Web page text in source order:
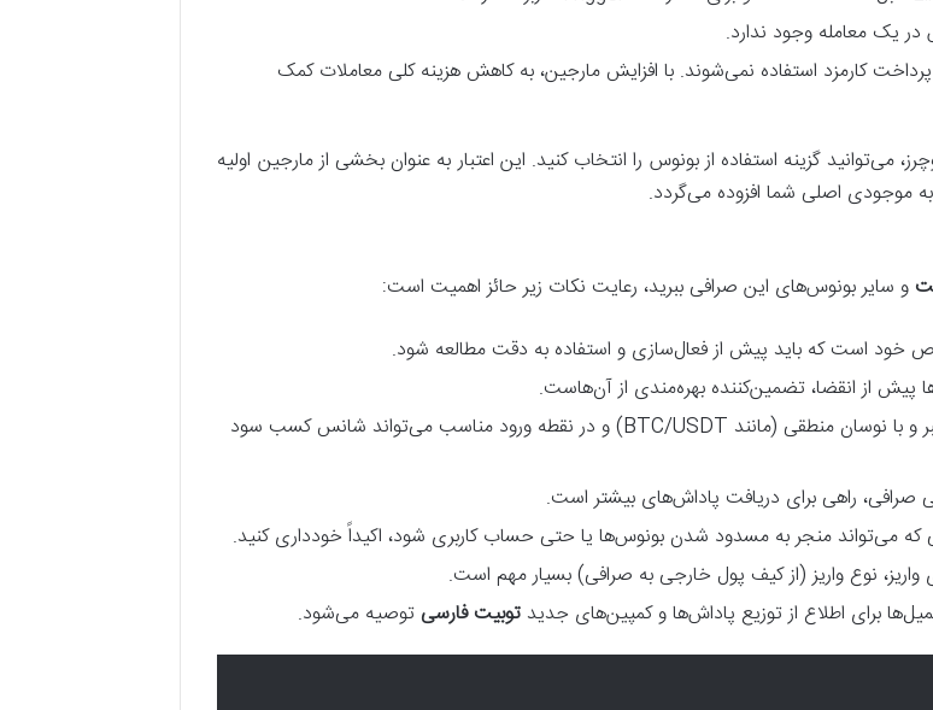
در یک معامله وجود ندارد.
کارمزد استفاده نمی‌شوند. با افزایش مارجین، به کاهش هزینه کلی معاملات کمک
می‌توانید گزینه استفاده از بونوس را انتخاب کنید. این اعتبار به عنوان بخشی از مارجین اولیه
اصلی شما افزوده می‌گردد.
و سایر بونوس‌های این صرافی ببرید، رعایت نکات زیر حائز اهمیت است:
خود است که باید پیش از فعال‌سازی و استفاده به دقت مطالعه شود.
پیش از انقضا، تضمین‌کننده بهره‌مندی از آن‌هاست.
استفاده از بونوس در جفت‌ارزهای معتبر و با نوسان منطقی (مانند BTC/USDT) و در نقطه ورود مناسب می‌تواند شانس کسب سود
راهی برای دریافت پاداش‌های بیشتر است.
که می‌تواند منجر به مسدود شدن بونوس‌ها یا حتی حساب کاربری شود، اکیداً خودداری کنید.
نوع واریز (از کیف پول خارجی به صرافی) بسیار مهم است.
توبیت فارسیتوصیه می‌شود.